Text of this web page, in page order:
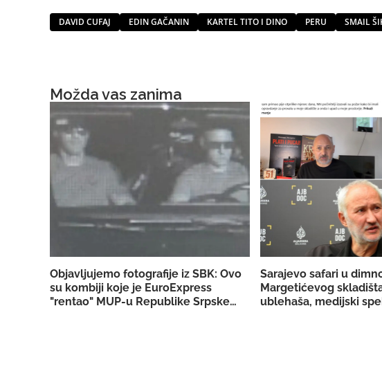
DAVID CUFAJ EDIN GAČANIN KARTEL TITO I DINO PERU SMAIL
Možda vas zanima
Objavljujemo fotografije iz SBK: Ovo
su kombiji koje je EuroExpress
"rentao" MUP-u Republike Srpske za
Sarajevo safari u
Margetićevog
ublehaša, medijski